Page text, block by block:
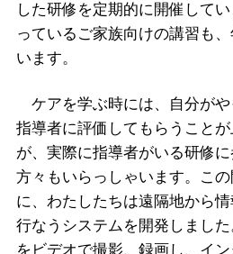
した研修を定期的に開催して
っているご家族向けの講習も
います。
ケアを学ぶ時には、自分が
指導者に評価してもらうこと
が、実際に指導者がいる研修
方々もいらっしゃいます。こ
に、わたしたちは遠隔地から
行なうシステムを開発しまし
をビデオで撮影、録画し、イ